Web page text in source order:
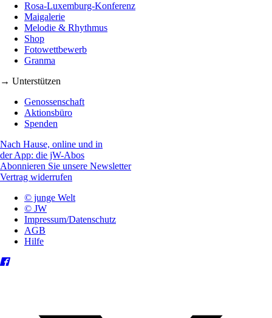
Rosa-Luxemburg-Konferenz
Maigalerie
Melodie & Rhythmus
Shop
Fotowettbewerb
Granma
→ Unterstützen
Genossenschaft
Aktionsbüro
Spenden
Nach Hause, online und in
der App: die jW-Abos
Abonnieren Sie unsere Newsletter
Vertrag widerrufen
© junge Welt
© JW
Impressum/Datenschutz
AGB
Hilfe